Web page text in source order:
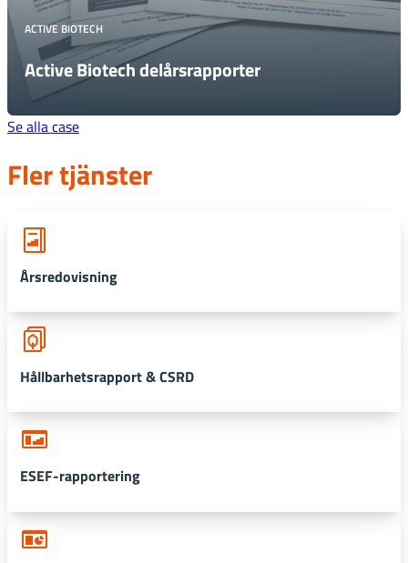
ACTIVE BIOTECH
Active Biotech delårsrapporter
Se alla case
Fler tjänster
Årsredovisning
Hållbarhetsrapport & CSRD
ESEF-rapportering